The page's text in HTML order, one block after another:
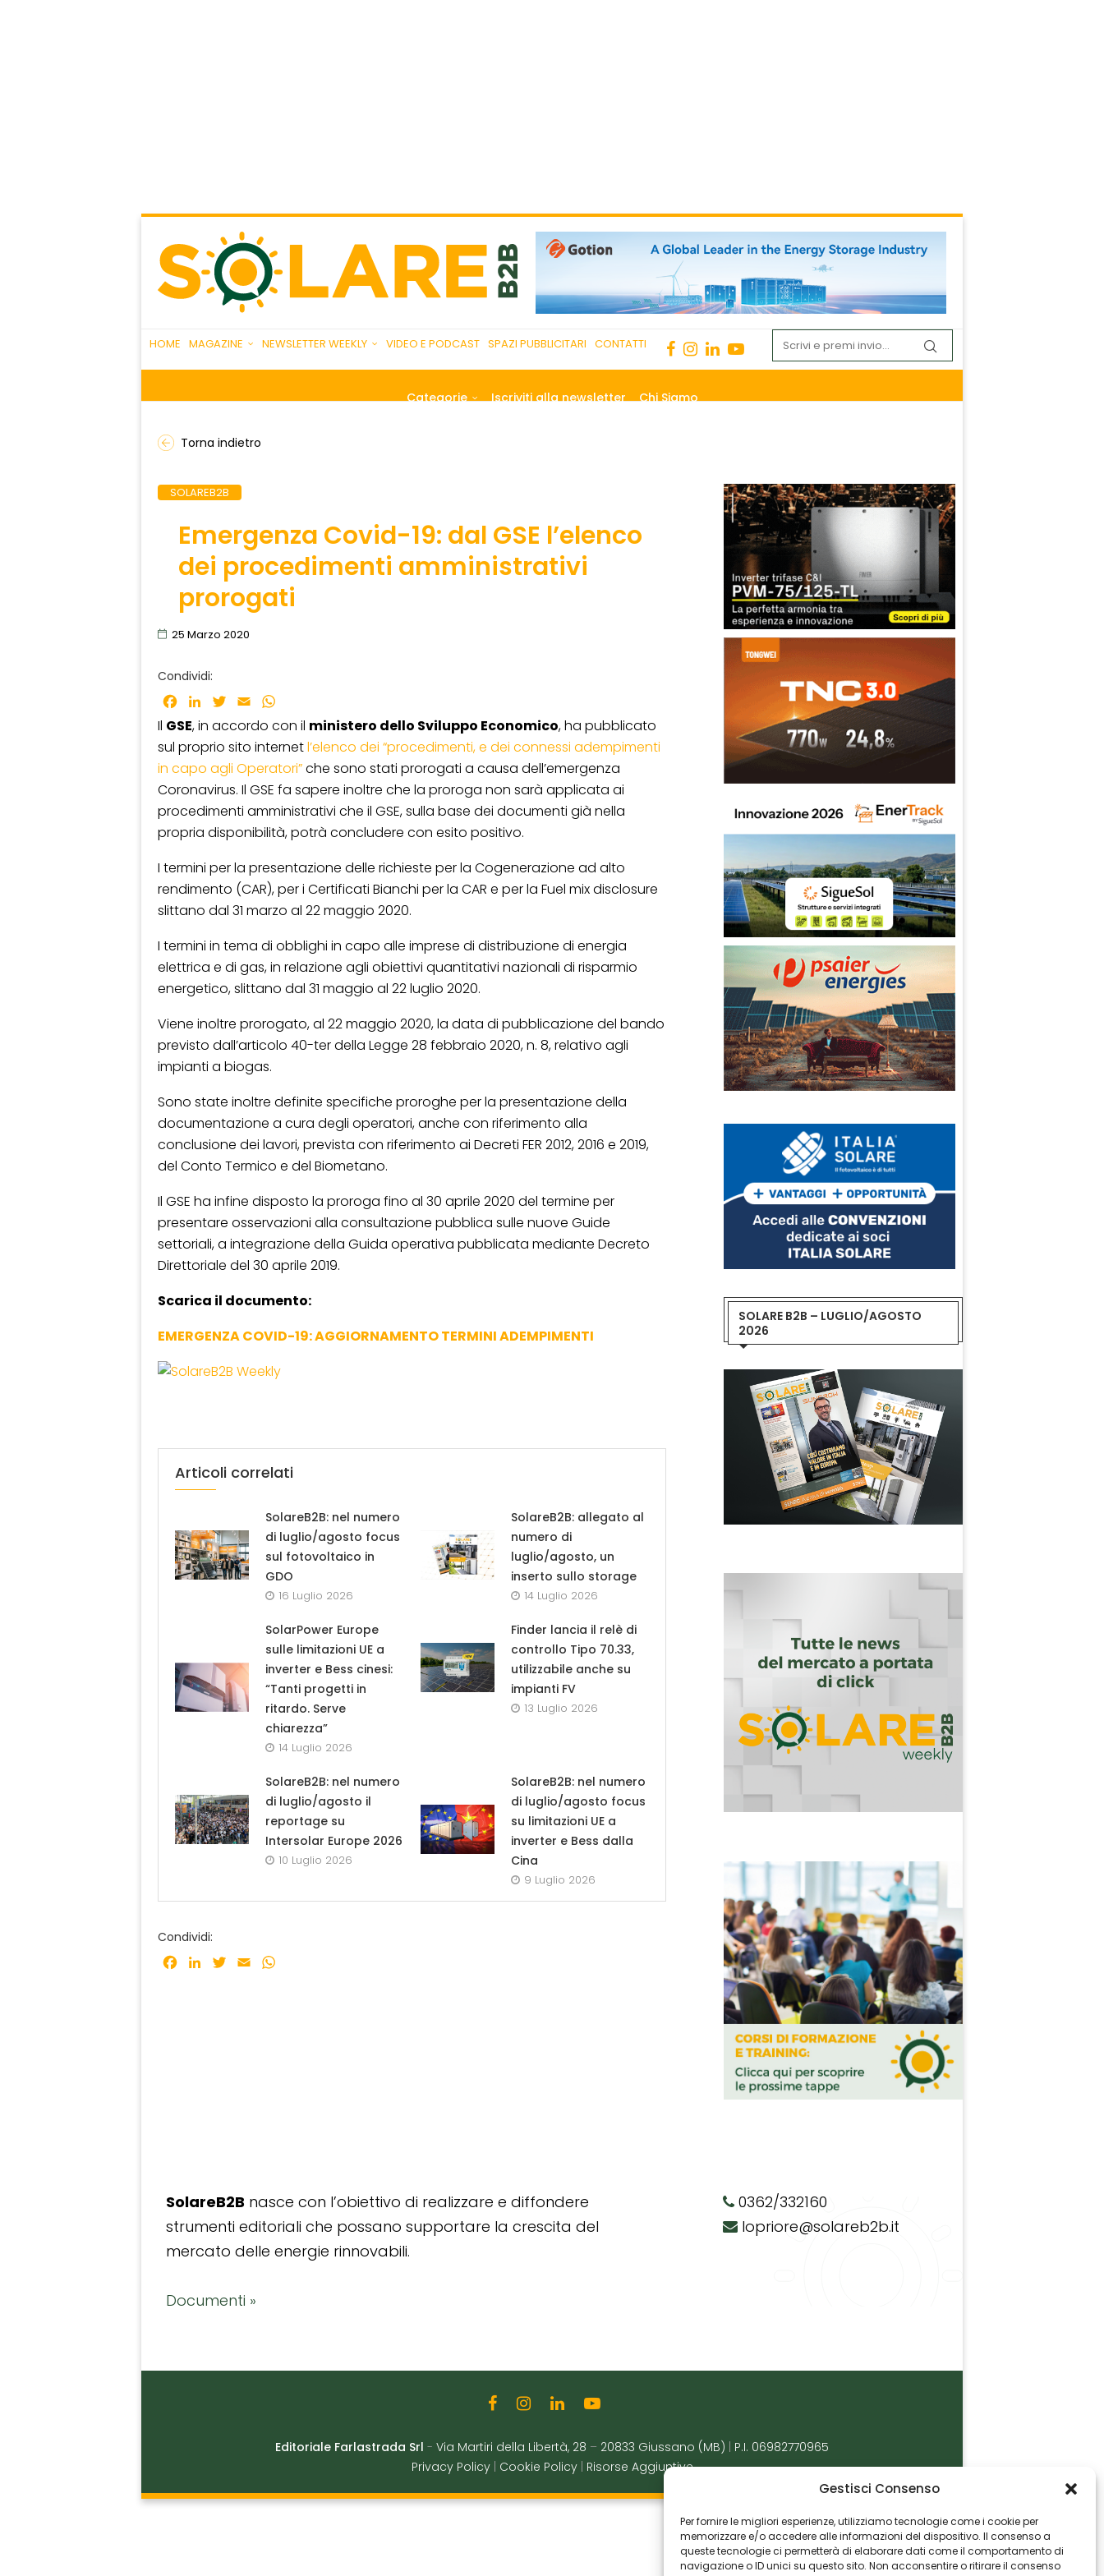
Gestisci Consenso
Per fornire le migliori esperienze, utilizziamo tecnologie come i cookie per
memorizzare e/o accedere alle informazioni del dispositivo. Il consenso a
queste tecnologie ci permetterà di elaborare dati come il comportamento di
navigazione o ID unici su questo sito. Non acconsentire o ritirare il consenso
HOME MAGAZINE NEWSLETTER WEEKLY VIDEO E PODCAST SPAZI PUBBLICITARI CONTATTI
Categorie Iscriviti alla newsletter Chi Siamo
Torna indietro
SOLAREB2B
Emergenza Covid-19: dal GSE l’elenco
dei procedimenti amministrativi
prorogati
25 Marzo 2020
Condividi:
Facebook
LinkedInTwitter
Email
Il GSE, in accordo con il ministero dello Sviluppo Economico, ha pubblicato
sul proprio sito internetl’elenco dei “procedimenti, e dei connessi adempimenti
in capo agli Operatori”che sono stati prorogati a causa dell’emergenza
Coronavirus. Il GSE fa sapere inoltre che la proroga non sarà applicata ai
procedimenti amministrativi che il GSE, sulla base dei documenti già nella
propria disponibilità, potrà concludere con esito positivo.
I termini per la presentazione delle richieste per la Cogenerazione ad alto
rendimento (CAR), per i Certificati Bianchi per la CAR e per la Fuel mix disclosure
slittano dal 31 marzo al 22 maggio 2020.
I termini in tema di obblighi in capo alle imprese di distribuzione di energia
elettrica e di gas, in relazione agli obiettivi quantitativi nazionali di risparmio
energetico, slittano dal 31 maggio al 22 luglio 2020.
Viene inoltre prorogato, al 22 maggio 2020, la data di pubblicazione del bando
previsto dall’articolo 40-ter della Legge 28 febbraio 2020, n. 8, relativo agli
impianti a biogas.
Sono state inoltre definite specifiche proroghe per la presentazione della
documentazione a cura degli operatori, anche con riferimento alla
conclusione dei lavori, prevista con riferimento ai Decreti FER 2012, 2016 e 2019,
del Conto Termico e del Biometano.
Il GSE ha infine disposto la proroga fino al 30 aprile 2020 del termine per
presentare osservazioni alla consultazione pubblica sulle nuove Guide
settoriali, a integrazione della Guida operativa pubblicata mediante Decreto
Direttoriale del 30 aprile 2019.
Scarica il documento:
EMERGENZA COVID-19: AGGIORNAMENTO TERMINI ADEMPIMENTI
Articoli correlati
SolareB2B: nel numero
di luglio/agosto focus
sul fotovoltaico in
GDO
16 Luglio 2026
SolareB2B: allegato al
numero di
luglio/agosto, un
inserto sullo storage
14 Luglio 2026
SolarPower Europe
sulle limitazioni UE a
inverter e Bess cinesi:
“Tanti progetti in
ritardo. Serve
chiarezza”
14 Luglio 2026
Finder lancia il relè di
controllo Tipo 70.33,
utilizzabile anche su
impianti FV
13 Luglio 2026
SolareB2B: nel numero
di luglio/agosto il
reportage su
Intersolar Europe 2026
10 Luglio 2026
SolareB2B: nel numero
di luglio/agosto focus
su limitazioni UE a
inverter e Bess dalla
Cina
9 Luglio 2026
Condividi:
Facebook
LinkedInTwitter
Email
SOLARE B2B – LUGLIO/AGOSTO
2026
SolareB2B nasce con l’obiettivo di realizzare e diffondere
strumenti editoriali che possano supportare la crescita del
mercato delle energie rinnovabili.
Documenti »
0362/332160
lopriore@solareb2b.it
Editoriale Farlastrada Srl - Via Martiri della Libertà, 28 – 20833 Giussano (MB)
P.I. 06982770965
Privacy Policy
Cookie Policy Risorse Aggiuntive